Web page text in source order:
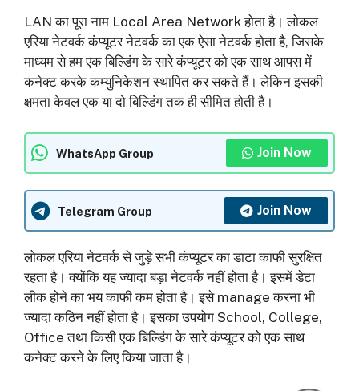
LAN का पूरा नाम Local Area Network होता है। लोकल
एरिया नेटवर्क कंप्यूटर नेटवर्क का एक ऐसा नेटवर्क होता है, जिसके
माध्यम से हम एक बिल्डिंग के सारे कंप्यूटर को एक साथ आपस में
कनेक्ट करके कम्युनिकेशन स्थापित कर सकते हैं। लेकिन इसकी
क्षमता केवल एक या दो बिल्डिंग तक ही सीमित होती है।
WhatsApp Group Join Now
Telegram Group Join Now
लोकल एरिया नेटवर्क से जुड़े सभी कंप्यूटर का डाटा काफी सुरक्षित
रहता है। क्योंकि यह ज्यादा बड़ा नेटवर्क नहीं होता है। इसमें डेटा
लीक होने का भय काफी कम होता है। इसे manage करना भी
ज्यादा कठिन नहीं होता है। इसका उपयोग School, College,
Office तथा किसी एक बिल्डिंग के सारे कंप्यूटर को एक साथ
कनेक्ट करने के लिए किया जाता है।